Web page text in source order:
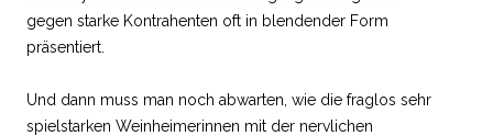
gegen starke Kontrahenten oft in blendender Form
präsentiert.
Und dann muss man noch abwarten, wie die fraglos sehr
spielstarken Weinheimerinnen mit der nervlichen